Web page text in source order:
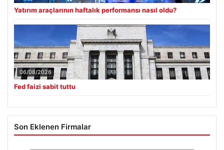
Yatırım araçlarının haftalık performansı nasıl oldu?
06/08/2026
Fed faizi sabit tuttu
Son Eklenen Firmalar